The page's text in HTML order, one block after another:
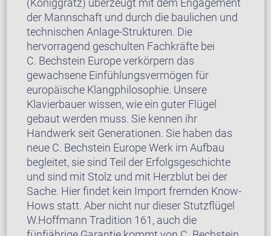
der Mannschaft und durch die baulichen und
technischen Anlage-Strukturen. Die
hervorragend geschulten Fachkräfte bei
C. Bechstein Europe verkörpern das
gewachsene Einfühlungsvermögen für
europäische Klangphilosophie. Unsere
Klavierbauer wissen, wie ein guter Flügel
gebaut werden muss. Sie kennen ihr
Handwerk seit Generationen. Sie haben das
neue C. Bechstein Europe Werk im Aufbau
begleitet, sie sind Teil der Erfolgsgeschichte
und sind mit Stolz und mit Herzblut bei der
Sache. Hier findet kein Import fremden Know-
Hows statt. Aber nicht nur dieser Stutzflügel
W.Hoffmann Tradition 161, auch die